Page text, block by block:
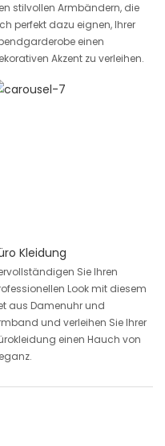
stilvollen Armbändern, die
perfekt dazu eignen, Ihrer
einen
Akzent zu verleihen.
Kleidung
Sie Ihren
Look mit diesem
aus Damenuhr und
und verleihen Sie Ihrer
einen Hauch von